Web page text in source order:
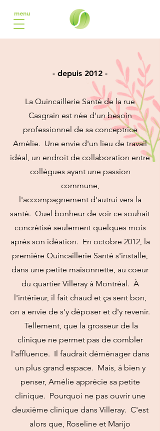
menu
- depuis 2012 -
La Quincaillerie Santé de la rue
Casgrain est née d'un besoin
professionnel de sa conceptrice
Amélie. Une envie d'un lieu de travail
idéal, un endroit de collaboration entre
collègues ayant une passion
commune,
l'accompagnement d'autrui vers la
santé. Quel bonheur de voir ce souhait
concrétisé seulement quelques mois
après son idéation. En octobre 2012, la
première Quincaillerie Santé s'installe,
dans une petite maisonnette, au coeur
du quartier Villeray à Montréal. À
l'intérieur, il fait chaud et ça sent bon,
on a envie de s'y déposer et d'y revenir.
Tellement, que la grosseur de la
clinique ne permet pas de combler
l'affluence. Il faudrait déménager dans
un plus grand espace. Mais, à bien y
penser, Amélie apprécie sa petite
clinique. Pourquoi ne pas ouvrir une
deuxième clinique dans Villeray. C'est
alors que, Roseline et Marijo